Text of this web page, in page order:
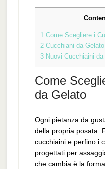
1Come Scegliere i
2Cucchiani da
3Nuovi Cucchiaini da
Come
da Gelato
Ogni pietanza da
della propria posata.
cucchiaini e perfino i
progettati per
che cambia è la